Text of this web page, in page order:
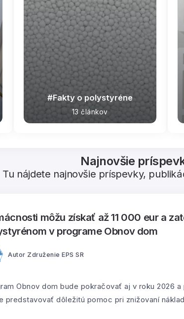
Fakty o polystyréne
13 článkov
Najnovšie
Tu nájdete najnovšie príspevky,
môžu získať až 11 000 eur a
v programe Obnov dom
Autor Združenie EPS SR
Obnov dom bude pokračovať aj v roku 2026
predstavovať dôležitú pomoc pri znižovaní